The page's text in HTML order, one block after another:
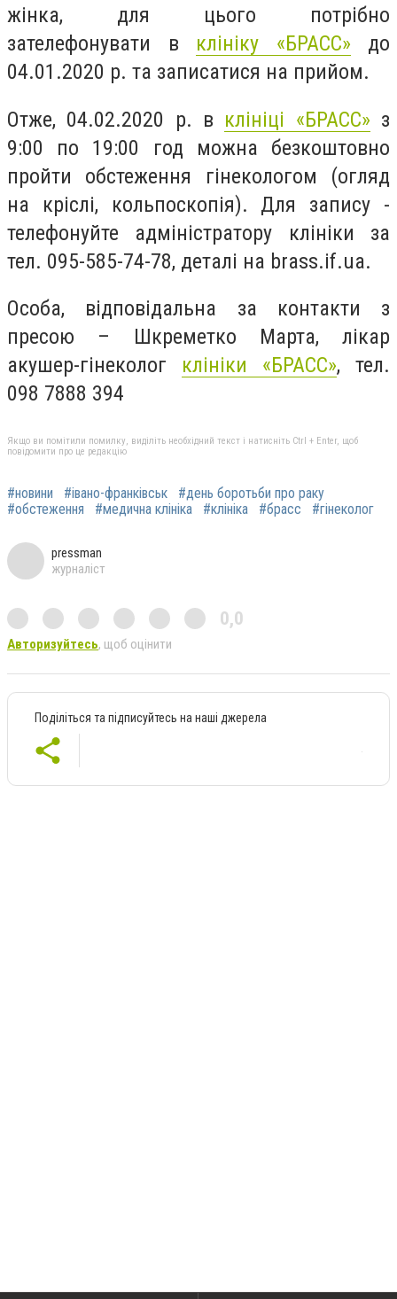
жінка, для цього потрібно
зателефонувати в клініку «БРАСС» до
04.01.2020 р. та записатися на прийом.
Отже, 04.02.2020 р. в клініці «БРАСС» з
9:00 по 19:00 год можна безкоштовно
пройти обстеження гінекологом (огляд
на кріслі, кольпоскопія). Для запису -
телефонуйте адміністратору клініки за
тел. 095-585-74-78, деталі на brass.if.ua.
Особа, відповідальна за контакти з
пресою – Шкреметко Марта, лікар
акушер-гінеколог клініки «БРАСС», тел.
098 7888 394
Якщо ви помітили помилку, виділіть необхідний текст і натисніть Ctrl + Enter, щоб
повідомити про це редакцію
#новини #івано-франківськ
#день боротьби про раку
#обстеження
#медична клініка #клініка #брасс #гінеколог
pressman
журналіст
0,0
Авторизуйтесь, щоб оцінити
Поділіться та підписуйтесь на наші джерела